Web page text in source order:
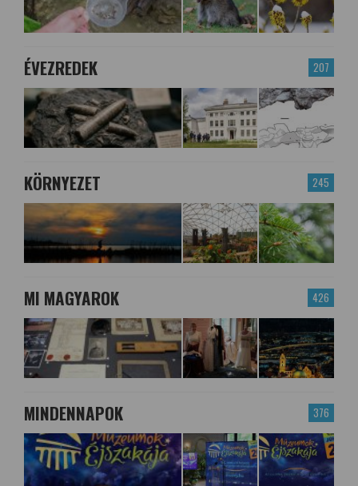
207
ÉVEZREDEK
245
KÖRNYEZET
426
MI MAGYAROK
376
MINDENNAPOK